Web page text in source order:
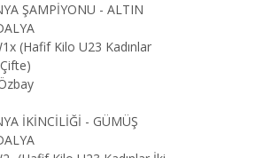
ŞAMPİYONU - ALTIN
(Hafif Kilo U23 Kadınlar
İKİNCİLİĞİ - GÜMÜŞ